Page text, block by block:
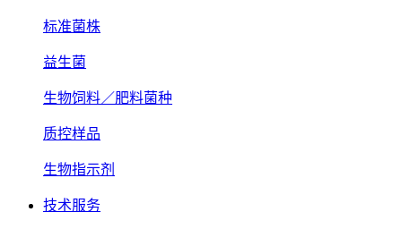
标准菌株
益生菌
生物饲料／肥料菌种
质控样品
生物指示剂
技术服务